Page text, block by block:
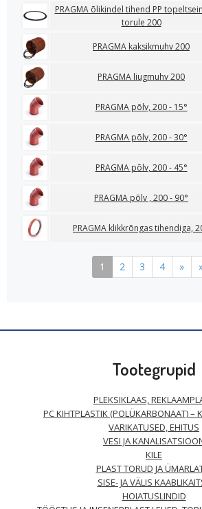
PRAGMA õlikindel tihend PP
torule 200
PRAGMA kaksikmuhv 200
PRAGMA liugmuhv 200
PRAGMA põlv, 200 - 15°
PRAGMA põlv, 200 - 30°
PRAGMA põlv, 200 - 45°
PRAGMA põlv , 200 - 90°
PRAGMA klikkrõngas tihendiga,
1 2 3 4 »
Tootegrupid
PLEKSIKLAAS,
PC KIHTPLASTIK (POLÜKARBONAAT) –
VARIKATUSED, EHITUS
VESI JA
KILE
PLAST TORUD JA
SISE- JA VÄLIS
HOIATUSLINDID